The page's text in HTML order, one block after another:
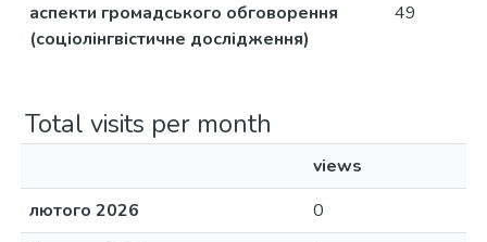
аспекти громадського обговорення
(соціолінгвістичне дослідження)
49
Total visits per month
views
лютого 2026
0